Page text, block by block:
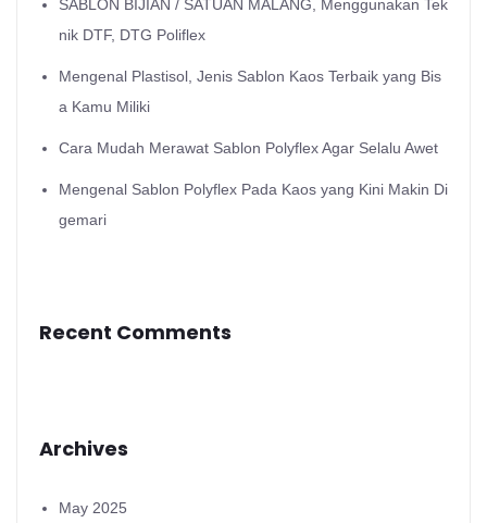
SABLON BIJIAN / SATUAN MALANG, Menggunakan Tek
nik DTF, DTG Poliflex
Mengenal Plastisol, Jenis Sablon Kaos Terbaik yang Bis
a Kamu Miliki
Cara Mudah Merawat Sablon Polyflex Agar Selalu Awet
Mengenal Sablon Polyflex Pada Kaos yang Kini Makin Di
gemari
Recent Comments
Archives
May 2025